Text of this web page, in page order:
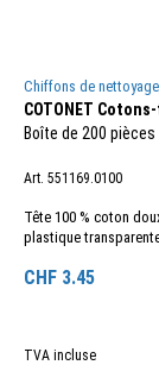
Chiffons de
COTONET
Boîte de 200 pièces
Art. 551169.0100
Tête 100 % coton
plastique
CHF 3.45
TVA incluse